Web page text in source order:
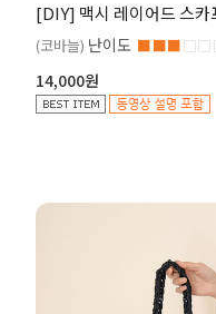
[DIY] 맥시 레이어드 스카
(코바늘) 난이도 ■■■
14,000원